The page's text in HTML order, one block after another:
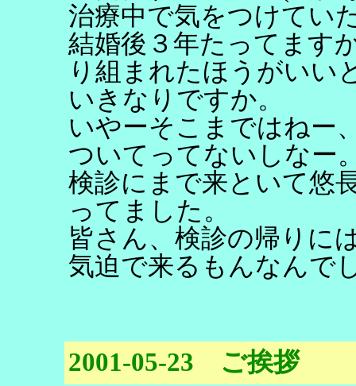
治療中で気をつけてい
結婚後３年たってます
り組まれたほうがいい
いきなりですか。
いやーそこまではねー
ついてってないしなー
検診にまで来といて悠
ってました。
皆さん、検診の帰りに
気迫で来るもんなんで
2001-05-23 ご挨拶